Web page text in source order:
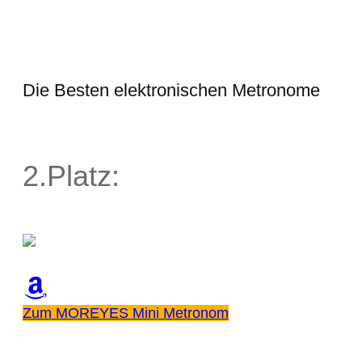
Die Besten elektronischen Metronome
2.Platz:
Zum MOREYES Mini Metronom